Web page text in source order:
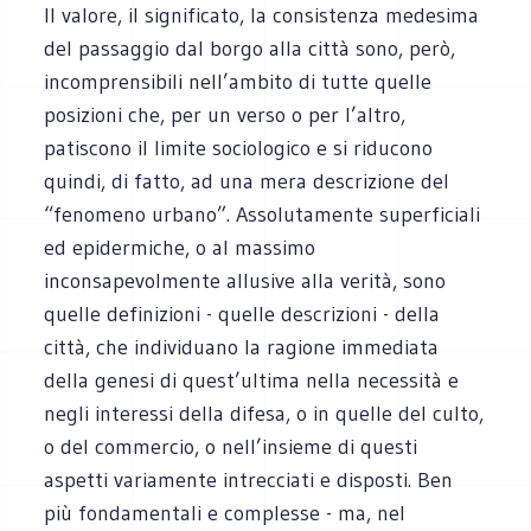
Il valore, il significato, la consistenza medesima
del passaggio dal borgo alla città sono, però,
incomprensibili nell’ambito di tutte quelle
posizioni che, per un verso o per l’altro,
patiscono il limite sociologico e si riducono
quindi, di fatto, ad una mera descrizione del
“fenomeno urbano”. Assolutamente superficiali
ed epidermiche, o al massimo
inconsapevolmente allusive alla verità, sono
quelle definizioni - quelle descrizioni - della
città, che individuano la ragione immediata
della genesi di quest’ultima nella necessità e
negli interessi della difesa, o in quelle del culto,
o del commercio, o nell’insieme di questi
aspetti variamente intrecciati e disposti. Ben
più fondamentali e complesse - ma, nel